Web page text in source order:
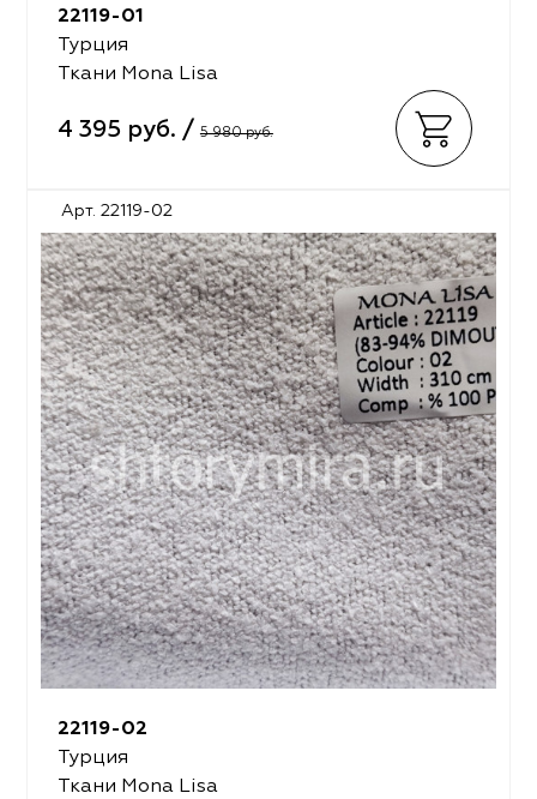
22119-01
Турция
Ткани Mona Lisa
4 395 руб. / 5 980 руб.
Арт. 22119-02
22119-02
Турция
Ткани Mona Lisa